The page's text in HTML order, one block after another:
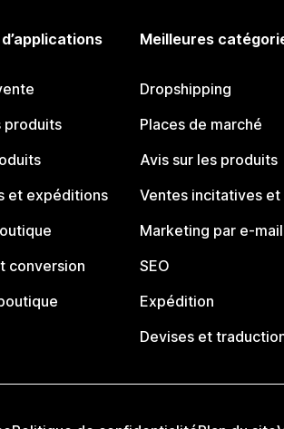
produits
et expéditions
conversion
Meilleures
Dropshipping
Places de marché
Avis sur les produits
Ventes incitatives et
Marketing par e-mail
SEO
Expédition
Devises et